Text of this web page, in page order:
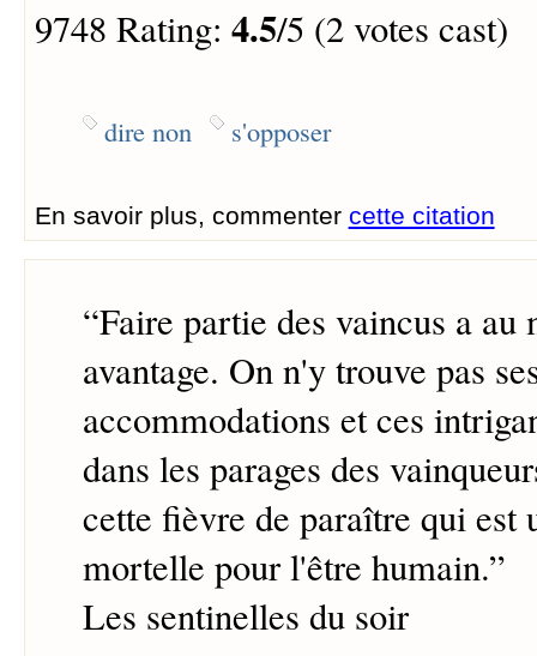
9748 Rating: 4.5/5 (2 votes cast)
dire non s'opposer
En savoir plus, commenter cette citation
“Faire partie des vaincus a au
avantage. On n'y trouve pas
accommodations et ces
dans les parages des
cette fièvre de paraître qui est
mortelle pour l'être humain.”
Les sentinelles du soir